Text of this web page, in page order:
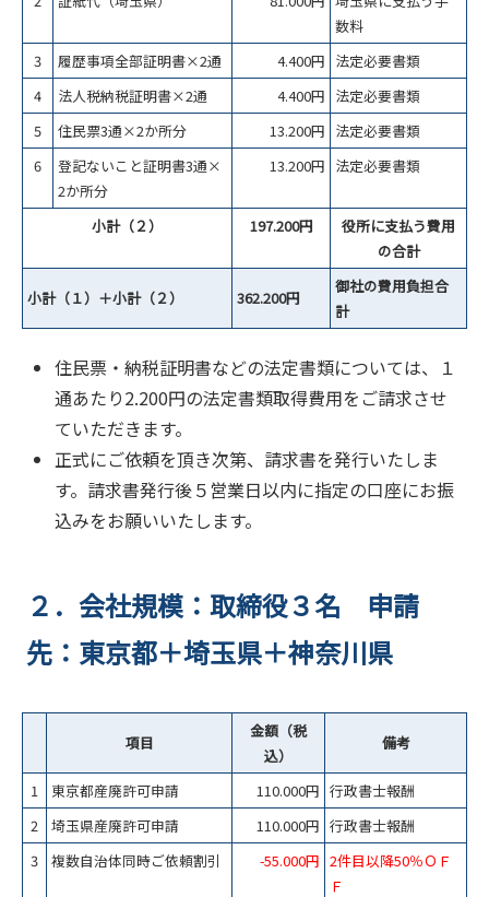
数料
3
履歴事項全部証明書×2通 4.400円 法定必要書類
4
法人税納税証明書×2通 4.400円 法定必要書類
5
住民票3通×2か所分 13.200円 法定必要書類
6
登記ないこと証明書3通×
2か所分
13.200円 法定必要書類
小計（２） 197.200円
役所に支払う費用
の合計
小計（１）＋小計（２） 362.200円
御社の費用負担合
計
住民票・納税証明書などの法定書類については、１
通あたり2.200円の法定書類取得費用をご請求させ
ていただきます。
正式にご依頼を頂き次第、請求書を発行いたしま
す。請求書発行後５営業日以内に指定の口座にお振
込みをお願いいたします。
２．会社規模：取締役３名 申請
先：東京都＋埼玉県＋神奈川県
項目
金額（税
込）
備考
1 東京都産廃許可申請 110.000円 行政書士報酬
2
埼玉県産廃許可申請 110.000円 行政書士報酬
3
複数自治体同時ご依頼割引 -55.000円 2件目以降50％ＯＦ
Ｆ